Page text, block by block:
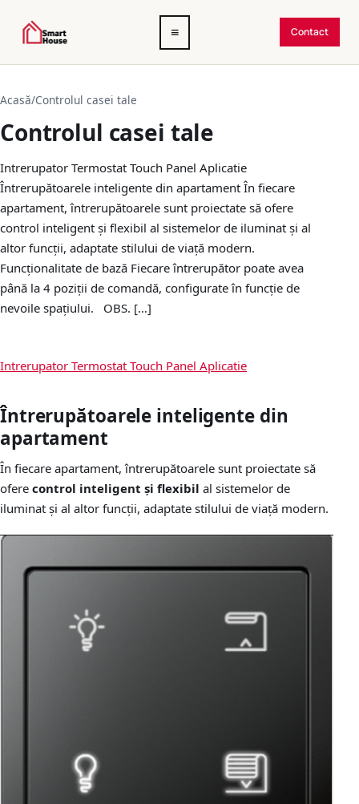
Deschide
meniul
≡ Contact
Acasă/Controlul casei tale
Controlul casei tale
Intrerupator Termostat Touch Panel Aplicatie
Întrerupătoarele inteligente din apartament În fiecare
apartament, întrerupătoarele sunt proiectate să ofere
control inteligent și flexibil al sistemelor de iluminat și al
altor funcții, adaptate stilului de viață modern.
Funcționalitate de bază Fiecare întrerupător poate avea
până la 4 poziții de comandă, configurate în funcție de
nevoile spațiului. OBS. […]
Intrerupator Termostat Touch Panel Aplicatie
Întrerupătoarele inteligente din
apartament
În fiecare apartament, întrerupătoarele sunt proiectate să
ofere control inteligent și flexibil al sistemelor de
iluminat și al altor funcții, adaptate stilului de viață modern.